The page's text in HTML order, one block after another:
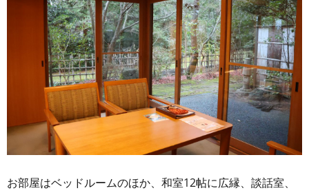
お部屋はベッドルームのほか、和室12帖に広縁、談話室、